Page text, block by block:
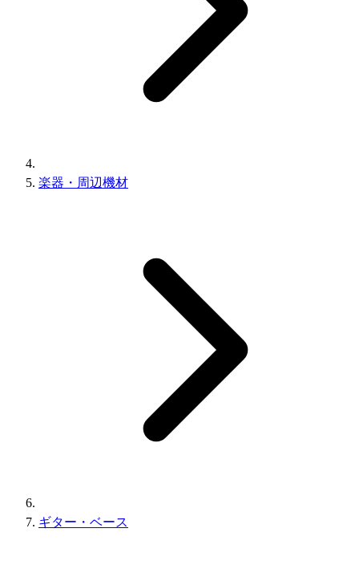
楽器・周辺機材
ギター・ベース